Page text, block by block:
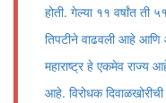
होती. गेल्या ११ वर्षांत ती
तिपटीने वाढवली आहे आणि
महाराष्ट्र हे एकमेव राज्य
आहे. विरोधक